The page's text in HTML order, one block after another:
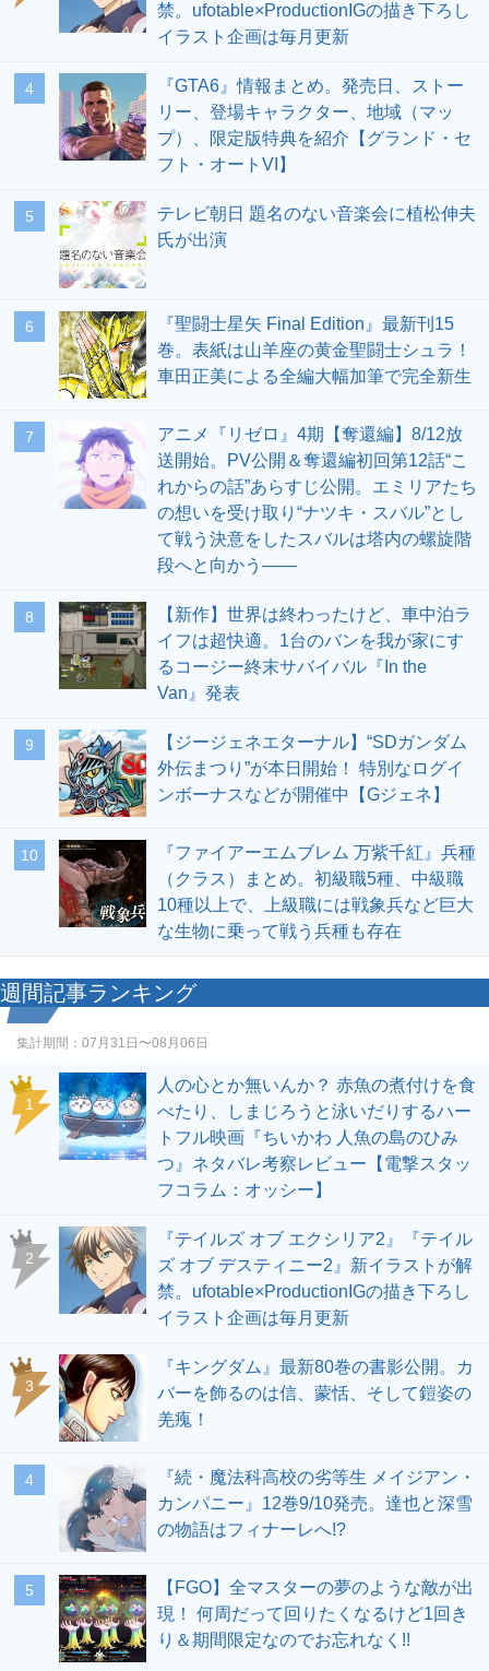
禁。ufotable×ProductionIGの描き下ろし
イラスト企画は毎月更新
4
『GTA6』情報まとめ。発売日、ストー
リー、登場キャラクター、地域（マッ
プ）、限定版特典を紹介【グランド・セ
フト・オートVI】
5
テレビ朝日 題名のない音楽会に植松伸夫
氏が出演
6
『聖闘士星矢 Final Edition』最新刊15
巻。表紙は山羊座の黄金聖闘士シュラ！
車田正美による全編大幅加筆で完全新生
7
アニメ『リゼロ』4期【奪還編】8/12放
送開始。PV公開＆奪還編初回第12話“こ
れからの話”あらすじ公開。エミリアたち
の想いを受け取り“ナツキ・スバル”とし
て戦う決意をしたスバルは塔内の螺旋階
段へと向かう――
8
【新作】世界は終わったけど、車中泊ラ
イフは超快適。1台のバンを我が家にす
るコージー終末サバイバル『In the
Van』発表
9
【ジージェネエターナル】“SDガンダム
外伝まつり”が本日開始！ 特別なログイ
ンボーナスなどが開催中【Gジェネ】
10
『ファイアーエムブレム 万紫千紅』兵種
（クラス）まとめ。初級職5種、中級職
10種以上で、上級職には戦象兵など巨大
な生物に乗って戦う兵種も存在
週間記事ランキング
集計期間： 07月31日〜08月06日
1
人の心とか無いんか？ 赤魚の煮付けを食
べたり、しまじろうと泳いだりするハー
トフル映画『ちいかわ 人魚の島のひみ
つ』ネタバレ考察レビュー【電撃スタッ
フコラム：オッシー】
2
『テイルズ オブ エクシリア2』『テイル
ズ オブ デスティニー2』新イラストが解
禁。ufotable×ProductionIGの描き下ろし
イラスト企画は毎月更新
3
『キングダム』最新80巻の書影公開。カ
バーを飾るのは信、蒙恬、そして鎧姿の
羌瘣！
4
『続・魔法科高校の劣等生 メイジアン・
カンパニー』12巻9/10発売。達也と深雪
の物語はフィナーレへ!?
5
【FGO】全マスターの夢のような敵が出
現！ 何周だって回りたくなるけど1回き
り＆期間限定なのでお忘れなく!!